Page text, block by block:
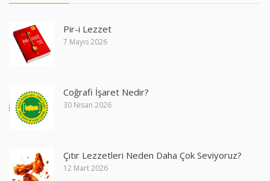
Pir-i Lezzet
7 Mayıs 2026
Coğrafi İşaret Nedir?
30 Nisan 2026
Çıtır Lezzetleri Neden Daha Çok Seviyoruz?
12 Mart 2026